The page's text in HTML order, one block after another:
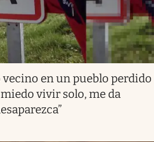
en un pueblo perdido
miedo vivir solo, me da